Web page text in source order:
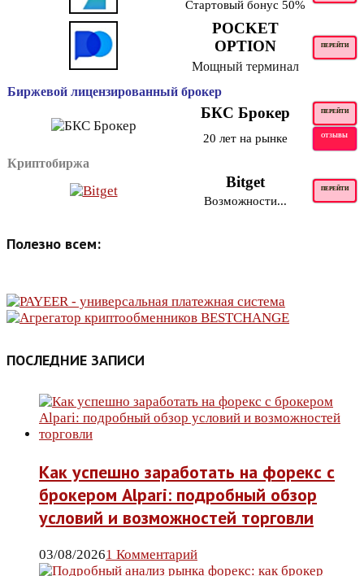
Стартовый бонус 50%
POCKET
OPTION
ПЕРЕЙТИ
Мощный терминал
Биржевой лицензированный брокер
БКС Брокер ПЕРЕЙТИ
20 лет на рынке ОТЗЫВЫ
Криптобиржа
Bitget ПЕРЕЙТИ
Возможности...
Полезно всем:
ПОСЛЕДНИЕ ЗАПИСИ
Как успешно заработать на форекс с
брокером Alpari: подробный обзор
условий и возможностей торговли
03/08/20261 Комментарий